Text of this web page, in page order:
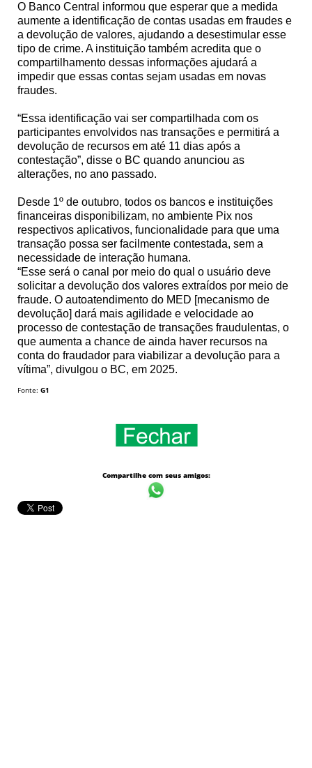
O Banco Central informou que esperar que a medida
aumente a identificação de contas usadas em fraudes e
a devolução de valores, ajudando a desestimular esse
tipo de crime. A instituição também acredita que o
compartilhamento dessas informações ajudará a
impedir que essas contas sejam usadas em novas
fraudes.
“Essa identificação vai ser compartilhada com os
participantes envolvidos nas transações e permitirá a
devolução de recursos em até 11 dias após a
contestação”, disse o BC quando anunciou as
alterações, no ano passado.
Desde 1º de outubro, todos os bancos e instituições
financeiras disponibilizam, no ambiente Pix nos
respectivos aplicativos, funcionalidade para que uma
transação possa ser facilmente contestada, sem a
necessidade de interação humana.
“Esse será o canal por meio do qual o usuário deve
solicitar a devolução dos valores extraídos por meio de
fraude. O autoatendimento do MED [mecanismo de
devolução] dará mais agilidade e velocidade ao
processo de contestação de transações fraudulentas, o
que aumenta a chance de ainda haver recursos na
conta do fraudador para viabilizar a devolução para a
vítima”, divulgou o BC, em 2025.
Fonte: G1
Compartilhe com seus amigos: